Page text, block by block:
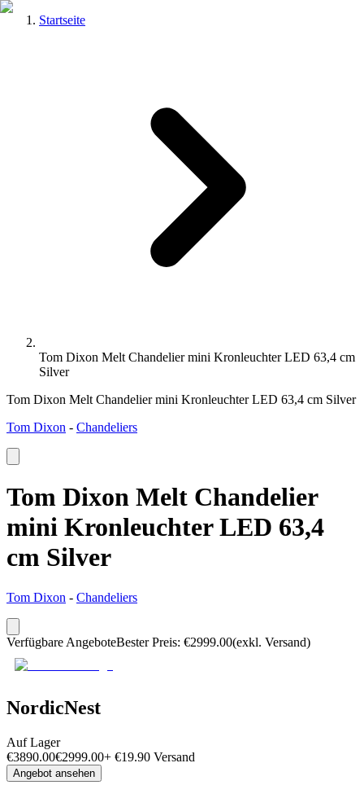
Startseite
Tom Dixon Melt Chandelier mini Kronleuchter LED 63,4 cm
Silver
Tom Dixon Melt Chandelier mini Kronleuchter LED 63,4 cm Silver
Tom Dixon - Chandeliers
Tom Dixon Melt Chandelier
mini Kronleuchter LED 63,4
cm Silver
Tom Dixon - Chandeliers
Verfügbare AngeboteBester Preis: €2999.00(exkl. Versand)
NordicNest
Auf Lager
€3890.00€2999.00+ €19.90 Versand
Angebot ansehen